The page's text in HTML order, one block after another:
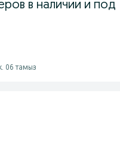
в наличии и под
06 тамыз